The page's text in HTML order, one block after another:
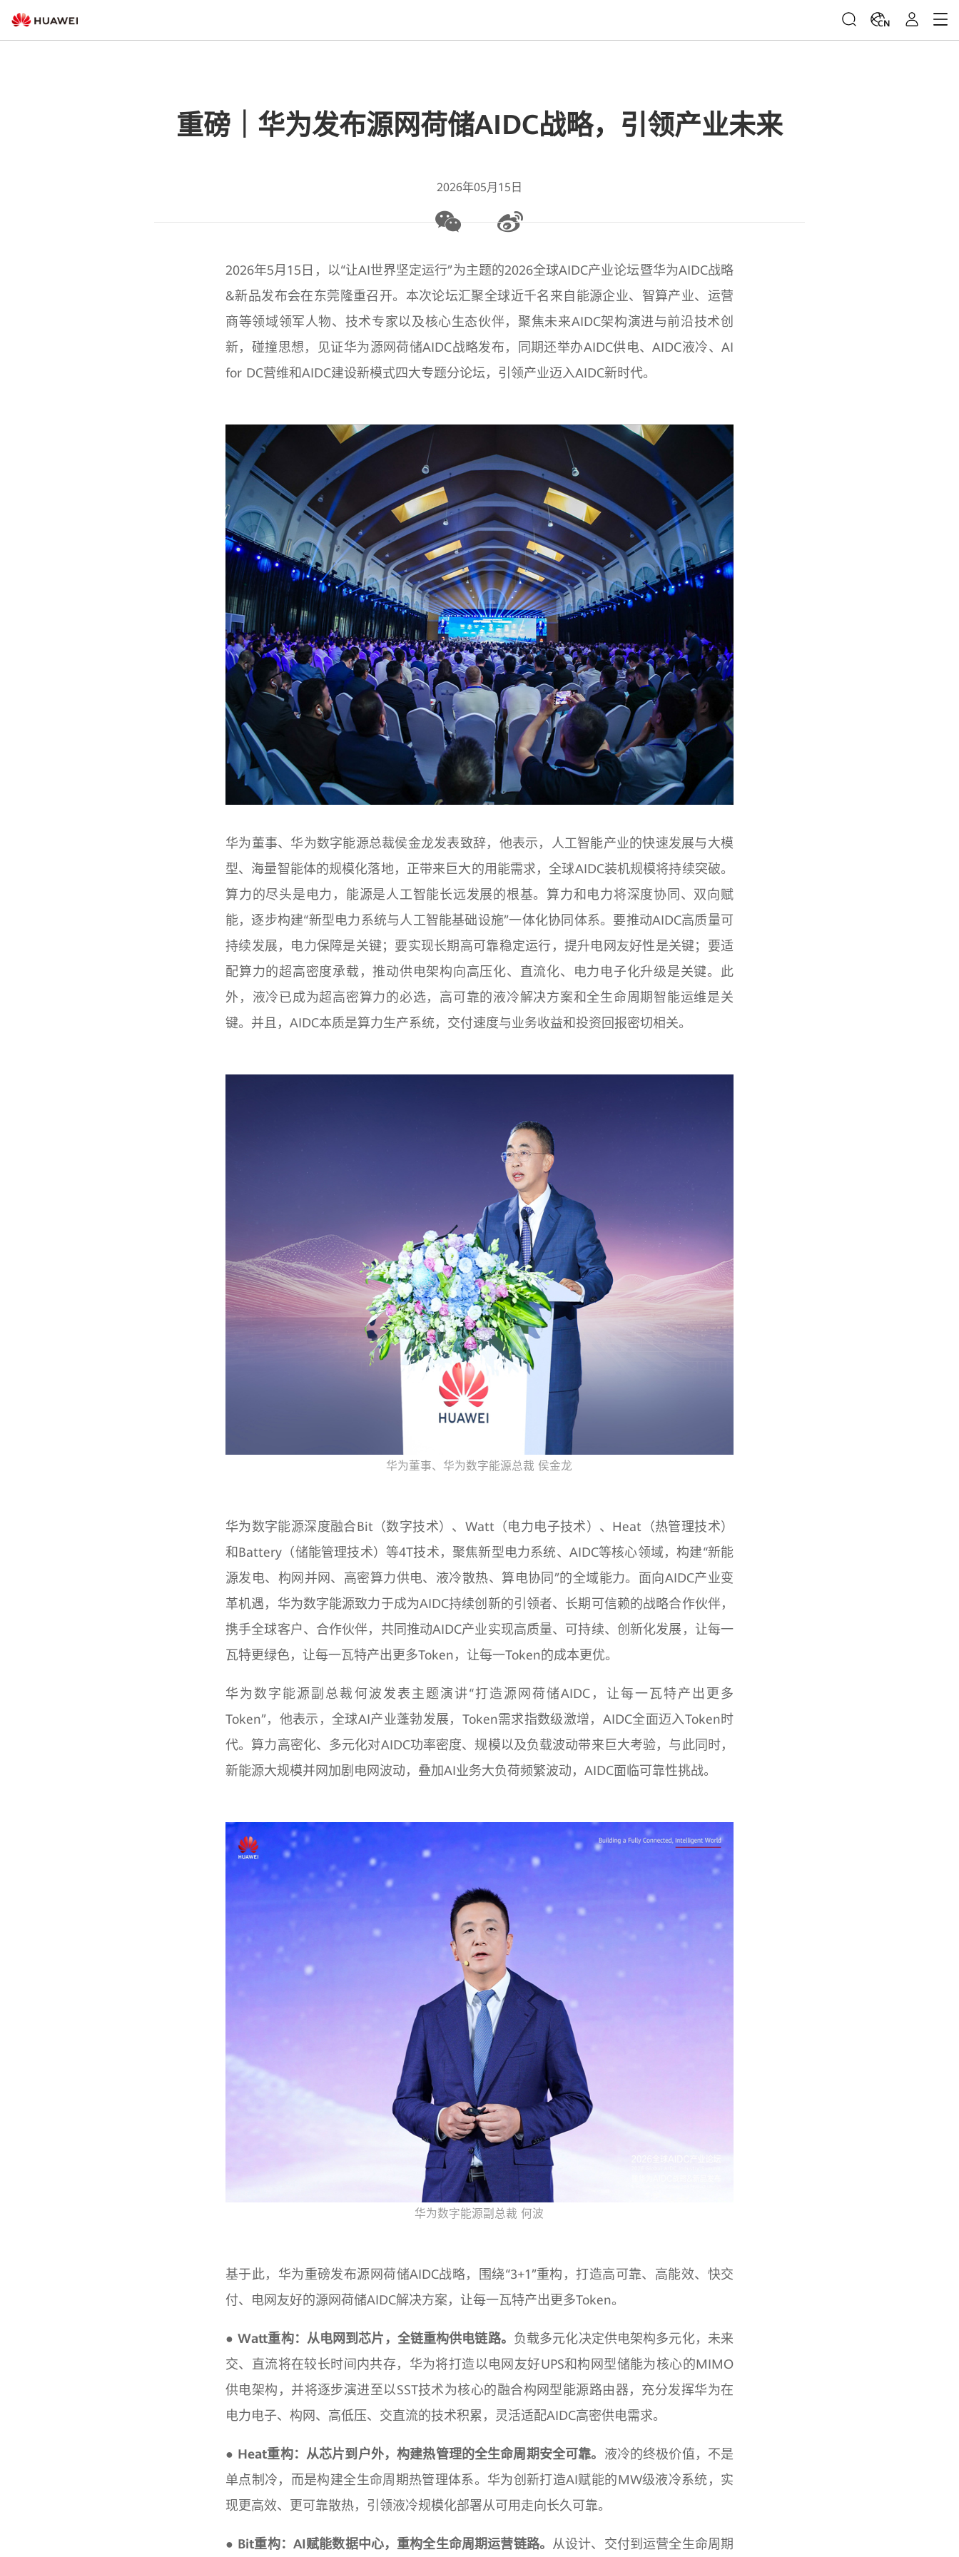
CN
重磅｜华为发布源网荷储AIDC战略，引领产业未来
2026年05月15日
2026年5月15日，以“让AI世界坚定运行”为主题的2026全球AIDC产业论坛暨华为AIDC战略
&新品发布会在东莞隆重召开。本次论坛汇聚全球近千名来自能源企业、智算产业、运营
商等领域领军人物、技术专家以及核心生态伙伴，聚焦未来AIDC架构演进与前沿技术创
新，碰撞思想，见证华为源网荷储AIDC战略发布，同期还举办AIDC供电、AIDC液冷、AI
for DC营维和AIDC建设新模式四大专题分论坛，引领产业迈入AIDC新时代。
华为董事、华为数字能源总裁侯金龙发表致辞，他表示，人工智能产业的快速发展与大模
型、海量智能体的规模化落地，正带来巨大的用能需求，全球AIDC装机规模将持续突破。
算力的尽头是电力，能源是人工智能长远发展的根基。算力和电力将深度协同、双向赋
能，逐步构建“新型电力系统与人工智能基础设施”一体化协同体系。要推动AIDC高质量可
持续发展，电力保障是关键；要实现长期高可靠稳定运行，提升电网友好性是关键；要适
配算力的超高密度承载，推动供电架构向高压化、直流化、电力电子化升级是关键。此
外，液冷已成为超高密算力的必选，高可靠的液冷解决方案和全生命周期智能运维是关
键。并且，AIDC本质是算力生产系统，交付速度与业务收益和投资回报密切相关。
华为董事、华为数字能源总裁 侯金龙
华为数字能源深度融合Bit（数字技术）、Watt（电力电子技术）、Heat（热管理技术）
和Battery（储能管理技术）等4T技术，聚焦新型电力系统、AIDC等核心领域，构建“新能
源发电、构网并网、高密算力供电、液冷散热、算电协同”的全域能力。面向AIDC产业变
革机遇，华为数字能源致力于成为AIDC持续创新的引领者、长期可信赖的战略合作伙伴，
携手全球客户、合作伙伴，共同推动AIDC产业实现高质量、可持续、创新化发展，让每一
瓦特更绿色，让每一瓦特产出更多Token，让每一Token的成本更优。
华为数字能源副总裁何波发表主题演讲“打造源网荷储AIDC，让每一瓦特产出更多
Token”，他表示，全球AI产业蓬勃发展，Token需求指数级激增，AIDC全面迈入Token时
代。算力高密化、多元化对AIDC功率密度、规模以及负载波动带来巨大考验，与此同时，
新能源大规模并网加剧电网波动，叠加AI业务大负荷频繁波动，AIDC面临可靠性挑战。
华为数字能源副总裁 何波
基于此，华为重磅发布源网荷储AIDC战略，围绕“3+1”重构，打造高可靠、高能效、快交
付、电网友好的源网荷储AIDC解决方案，让每一瓦特产出更多Token。
● Watt重构：从电网到芯片，全链重构供电链路。 负载多元化决定供电架构多元化，未来
交、直流将在较长时间内共存，华为将打造以电网友好UPS和构网型储能为核心的MIMO
供电架构，并将逐步演进至以SST技术为核心的融合构网型能源路由器，充分发挥华为在
电力电子、构网、高低压、交直流的技术积累，灵活适配AIDC高密供电需求。
● Heat重构：从芯片到户外，构建热管理的全生命周期安全可靠。 液冷的终极价值，不是
单点制冷，而是构建全生命周期热管理体系。华为创新打造AI赋能的MW级液冷系统，实
现更高效、更可靠散热，引领液冷规模化部署从可用走向长久可靠。
● Bit重构：AI赋能数据中心，重构全生命周期运营链路。 从设计、交付到运营全生命周期